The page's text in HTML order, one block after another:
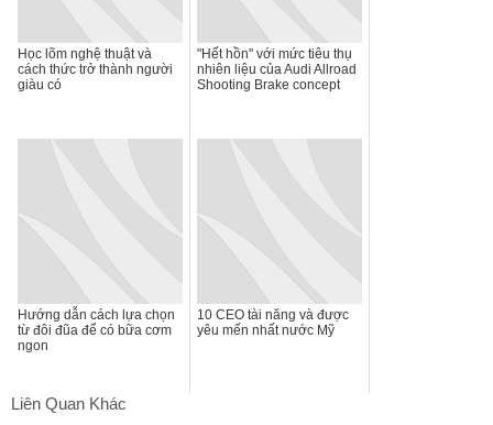
Học lõm nghệ thuật và
cách thức trở thành người
giàu có
"Hết hồn" với mức tiêu thụ
nhiên liệu của Audi Allroad
Shooting Brake concept
Hướng dẫn cách lựa chọn
từ đôi đũa để có bữa cơm
ngon
10 CEO tài năng và được
yêu mến nhất nước Mỹ
Liên Quan Khác